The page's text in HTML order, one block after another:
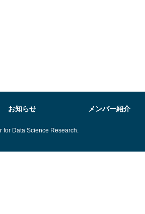
お知らせ メンバー紹介
for Data Science Research.